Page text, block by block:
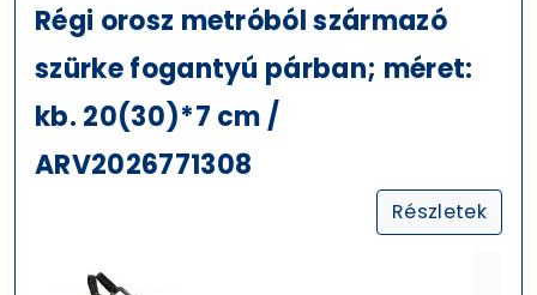
Régi orosz metróból származó
szürke fogantyú párban; méret:
kb. 20(30)*7 cm /
ARV2026771308
Részletek